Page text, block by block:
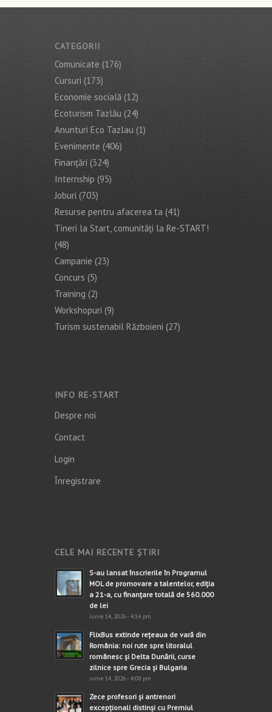
CATEGORII
Comunicate (176)
Cursuri (173)
Economie socială (12)
Ecoturism Tazlău (24)
Anunturi Eco Tazlau (1)
Evenimente (406)
Finanţări (324)
Internship (95)
Joburi (703)
Resurse pentru afacerea ta (41)
Tineri la Start, comunități la Re-START!
(48)
Campanie (23)
Concurs (5)
Training (2)
Workshopuri (9)
Turism sustenabil Războieni (27)
INFO RE-START
Despre noi
Contact
Login
Înregistrare
CELE MAI RECENTE ȘTIRI
S-au lansat înscrierile în Programul
MOL de promovare a talentelor, ediția
a 21-a, cu finanțare totală de 560.000
de lei
iunie 14, 2026 - 4:14 pm
FlixBus extinde rețeaua de vară din
România: noi rute spre litoralul
românesc și Delta Dunării, curse
zilnice spre Grecia și Bulgaria
iunie 14, 2026 - 4:08 pm
Zece profesori și antrenori
excepționali distinși cu Premiul